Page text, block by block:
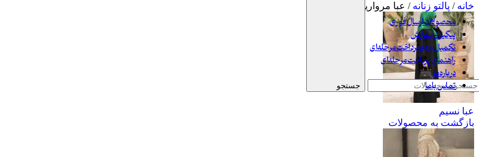
جستجو
شال و روسری
محصولات ارسال فوری
پیگیری سفارش
تکمیل وجه پرداخت مرحله‌ای
راهنمای پرداخت مرحله‌ای
درباره ما
تماس با ما
خانه/ پالتو زنانه/ عبا مروارید
عبا نسيم
بازگشت به محصولات